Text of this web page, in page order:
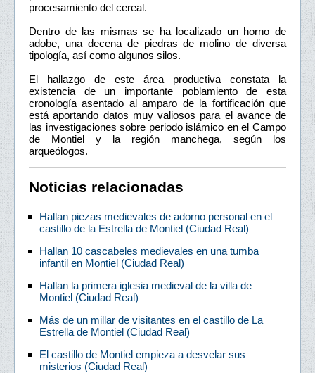
procesamiento del cereal.
Dentro de las mismas se ha localizado un horno de
adobe, una decena de piedras de molino de diversa
tipología, así como algunos silos.
El hallazgo de este área productiva constata la
existencia de un importante poblamiento de esta
cronología asentado al amparo de la fortificación que
está aportando datos muy valiosos para el avance de
las investigaciones sobre periodo islámico en el Campo
de Montiel y la región manchega, según los
arqueólogos.
Noticias relacionadas
Hallan piezas medievales de adorno personal en el
castillo de la Estrella de Montiel (Ciudad Real)
Hallan 10 cascabeles medievales en una tumba
infantil en Montiel (Ciudad Real)
Hallan la primera iglesia medieval de la villa de
Montiel (Ciudad Real)
Más de un millar de visitantes en el castillo de La
Estrella de Montiel (Ciudad Real)
El castillo de Montiel empieza a desvelar sus
misterios (Ciudad Real)